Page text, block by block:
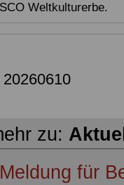
Weltkulturerbe.
20260610
zu:
Meldung für